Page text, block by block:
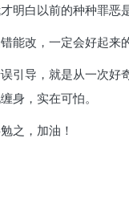
明白以前的种种罪恶
能改，一定会好起来
引导，就是从一次
身，实在可怕。
之，加油！